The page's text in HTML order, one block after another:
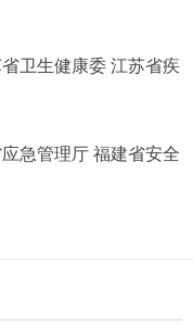
卫生健康委 江苏省疾
急管理厅 福建省安全